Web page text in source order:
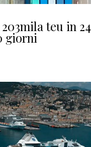
teu in 24
giorni